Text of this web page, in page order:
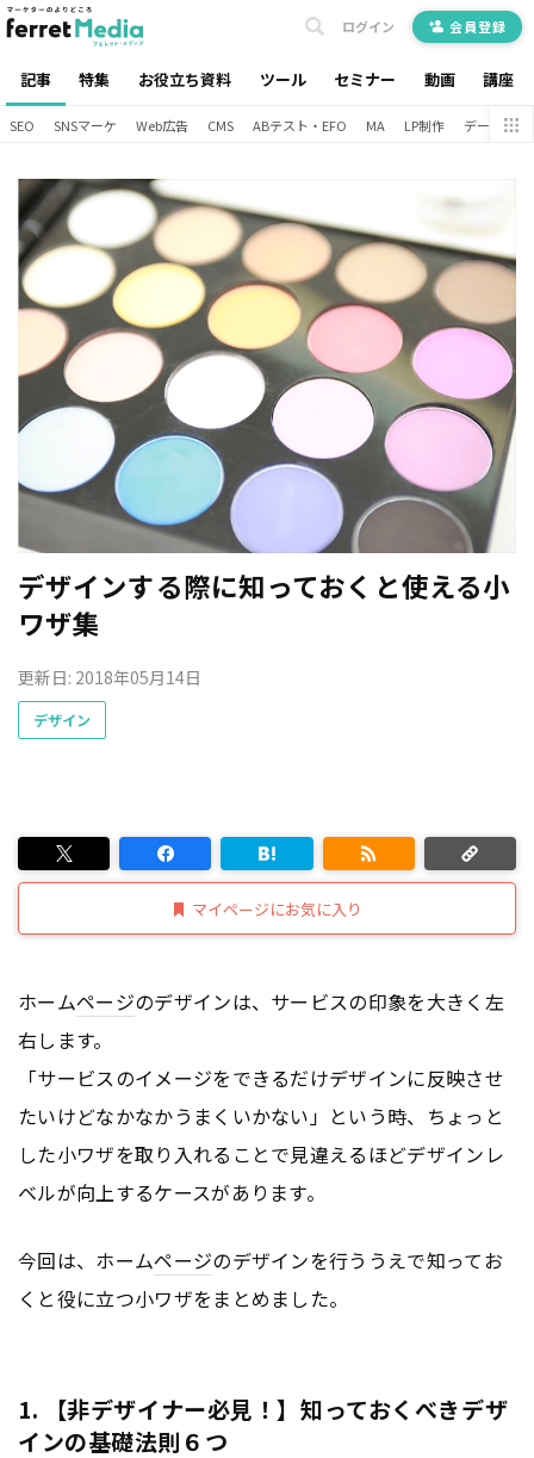
記事 特集 お役立ち資料 ツール セミナー 動画 講座
ログイン 会員登録
SEO SNSマーケ Web広告 CMS ABテスト・EFO MA LP制作 データ分析
デザインする際に知っておくと使える小
ワザ集
更新日: 2018年05月14日
デザイン
マイページにお気に入り
ホームページのデザインは、サービスの印象を大きく左
右します。
「サービスのイメージをできるだけデザインに反映させ
たいけどなかなかうまくいかない」という時、ちょっと
した小ワザを取り入れることで見違えるほどデザインレ
ベルが向上するケースがあります。
今回は、ホームページのデザインを行ううえで知ってお
くと役に立つ小ワザをまとめました。
1. 【非デザイナー必見！】知っておくべきデザ
インの基礎法則６つ